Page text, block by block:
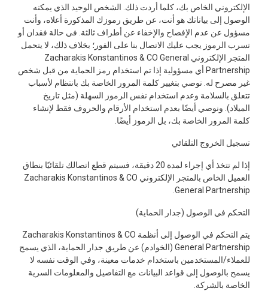
الإلكتروني الخاص بك، كلما أردت ذلك. الشخص الوحيد الذي يمكنه
الوصول إلى بياناتك هو أنت، عن طريق رموزك المذكورة أعلاه، وأنت
مسؤول عن عدم الإفصاح والإخفاء عن أطراف ثالثة. في حالة فقدان أو
تسرب الرموز يجب عليك الاتصال بنا على الفور؛ بخلاف ذلك، لا يتحمل
المتجر الإلكتروني Zacharakis Konstantinos & CO General
Partnership أي مسؤولية إذا تم استخدام رمز الحماية من قبل شخص
غير مصرح له. نوصي بتغيير كلمة المرور الخاصة بك بانتظام لأسباب
تتعلق بالسلامة وعدم استخدام نفس الرموز السهلة (مثل تاريخ
الميلاد). ونوصي أيضًا بعدم استخدام الأرقام والحروف فقط لإنشاء
كلمة المرور الخاصة بك، بل الرموز أيضًا.
تسجيل الخروج التلقائي
إذا لم تتخذ أي إجراء لمدة 20 دقيقة، فسيتم قطع اتصالك تلقائيًا بنطاق
العميل الخاص بالمتجر الإلكتروني Zacharakis Konstantinos & CO
General Partnership.
التحكم في الوصول (جدار الحماية)
يتم التحكم في الوصول إلى أنظمة Zacharakis Konstantinos & CO
General Partnership (الخوادم) عن طريق جدار الحماية، الذي يسمح
للعملاء/المستخدمين باستخدام خدمات معينة، وفي الوقت نفسه لا
يسمح بالوصول إلى قواعد البيانات مع التفاصيل والمعلومات السرية
الخاصة بالشركة.